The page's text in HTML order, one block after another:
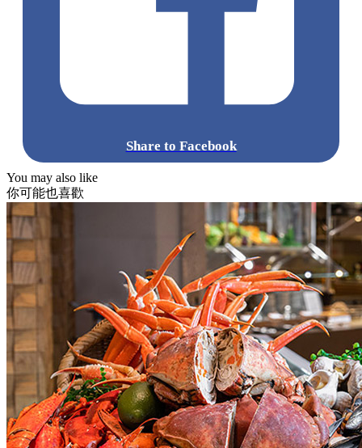
Share to Facebook
You may also like
你可能也喜歡